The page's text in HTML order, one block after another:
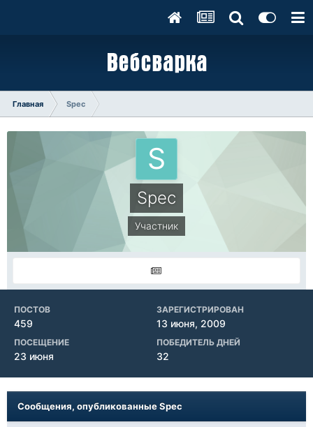
Главная Spec
Spec
Участник
ПОСТОВ
459
ЗАРЕГИСТРИРОВАН
13 июня, 2009
ПОСЕЩЕНИЕ
23 июня
ПОБЕДИТЕЛЬ ДНЕЙ
32
Сообщения, опубликованные Spec